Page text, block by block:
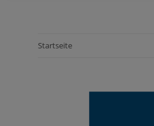
Startseite